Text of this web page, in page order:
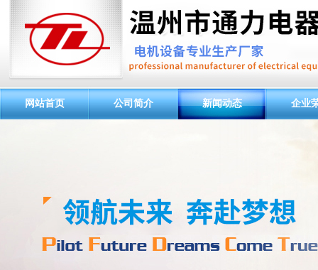
网站首页 公司简介 新闻动态 企业